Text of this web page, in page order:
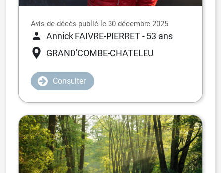
Avis de décès publié le 30 décembre 2025
Annick FAIVRE-PIERRET- 53 ans
GRAND'COMBE-CHATELEU
Consulter